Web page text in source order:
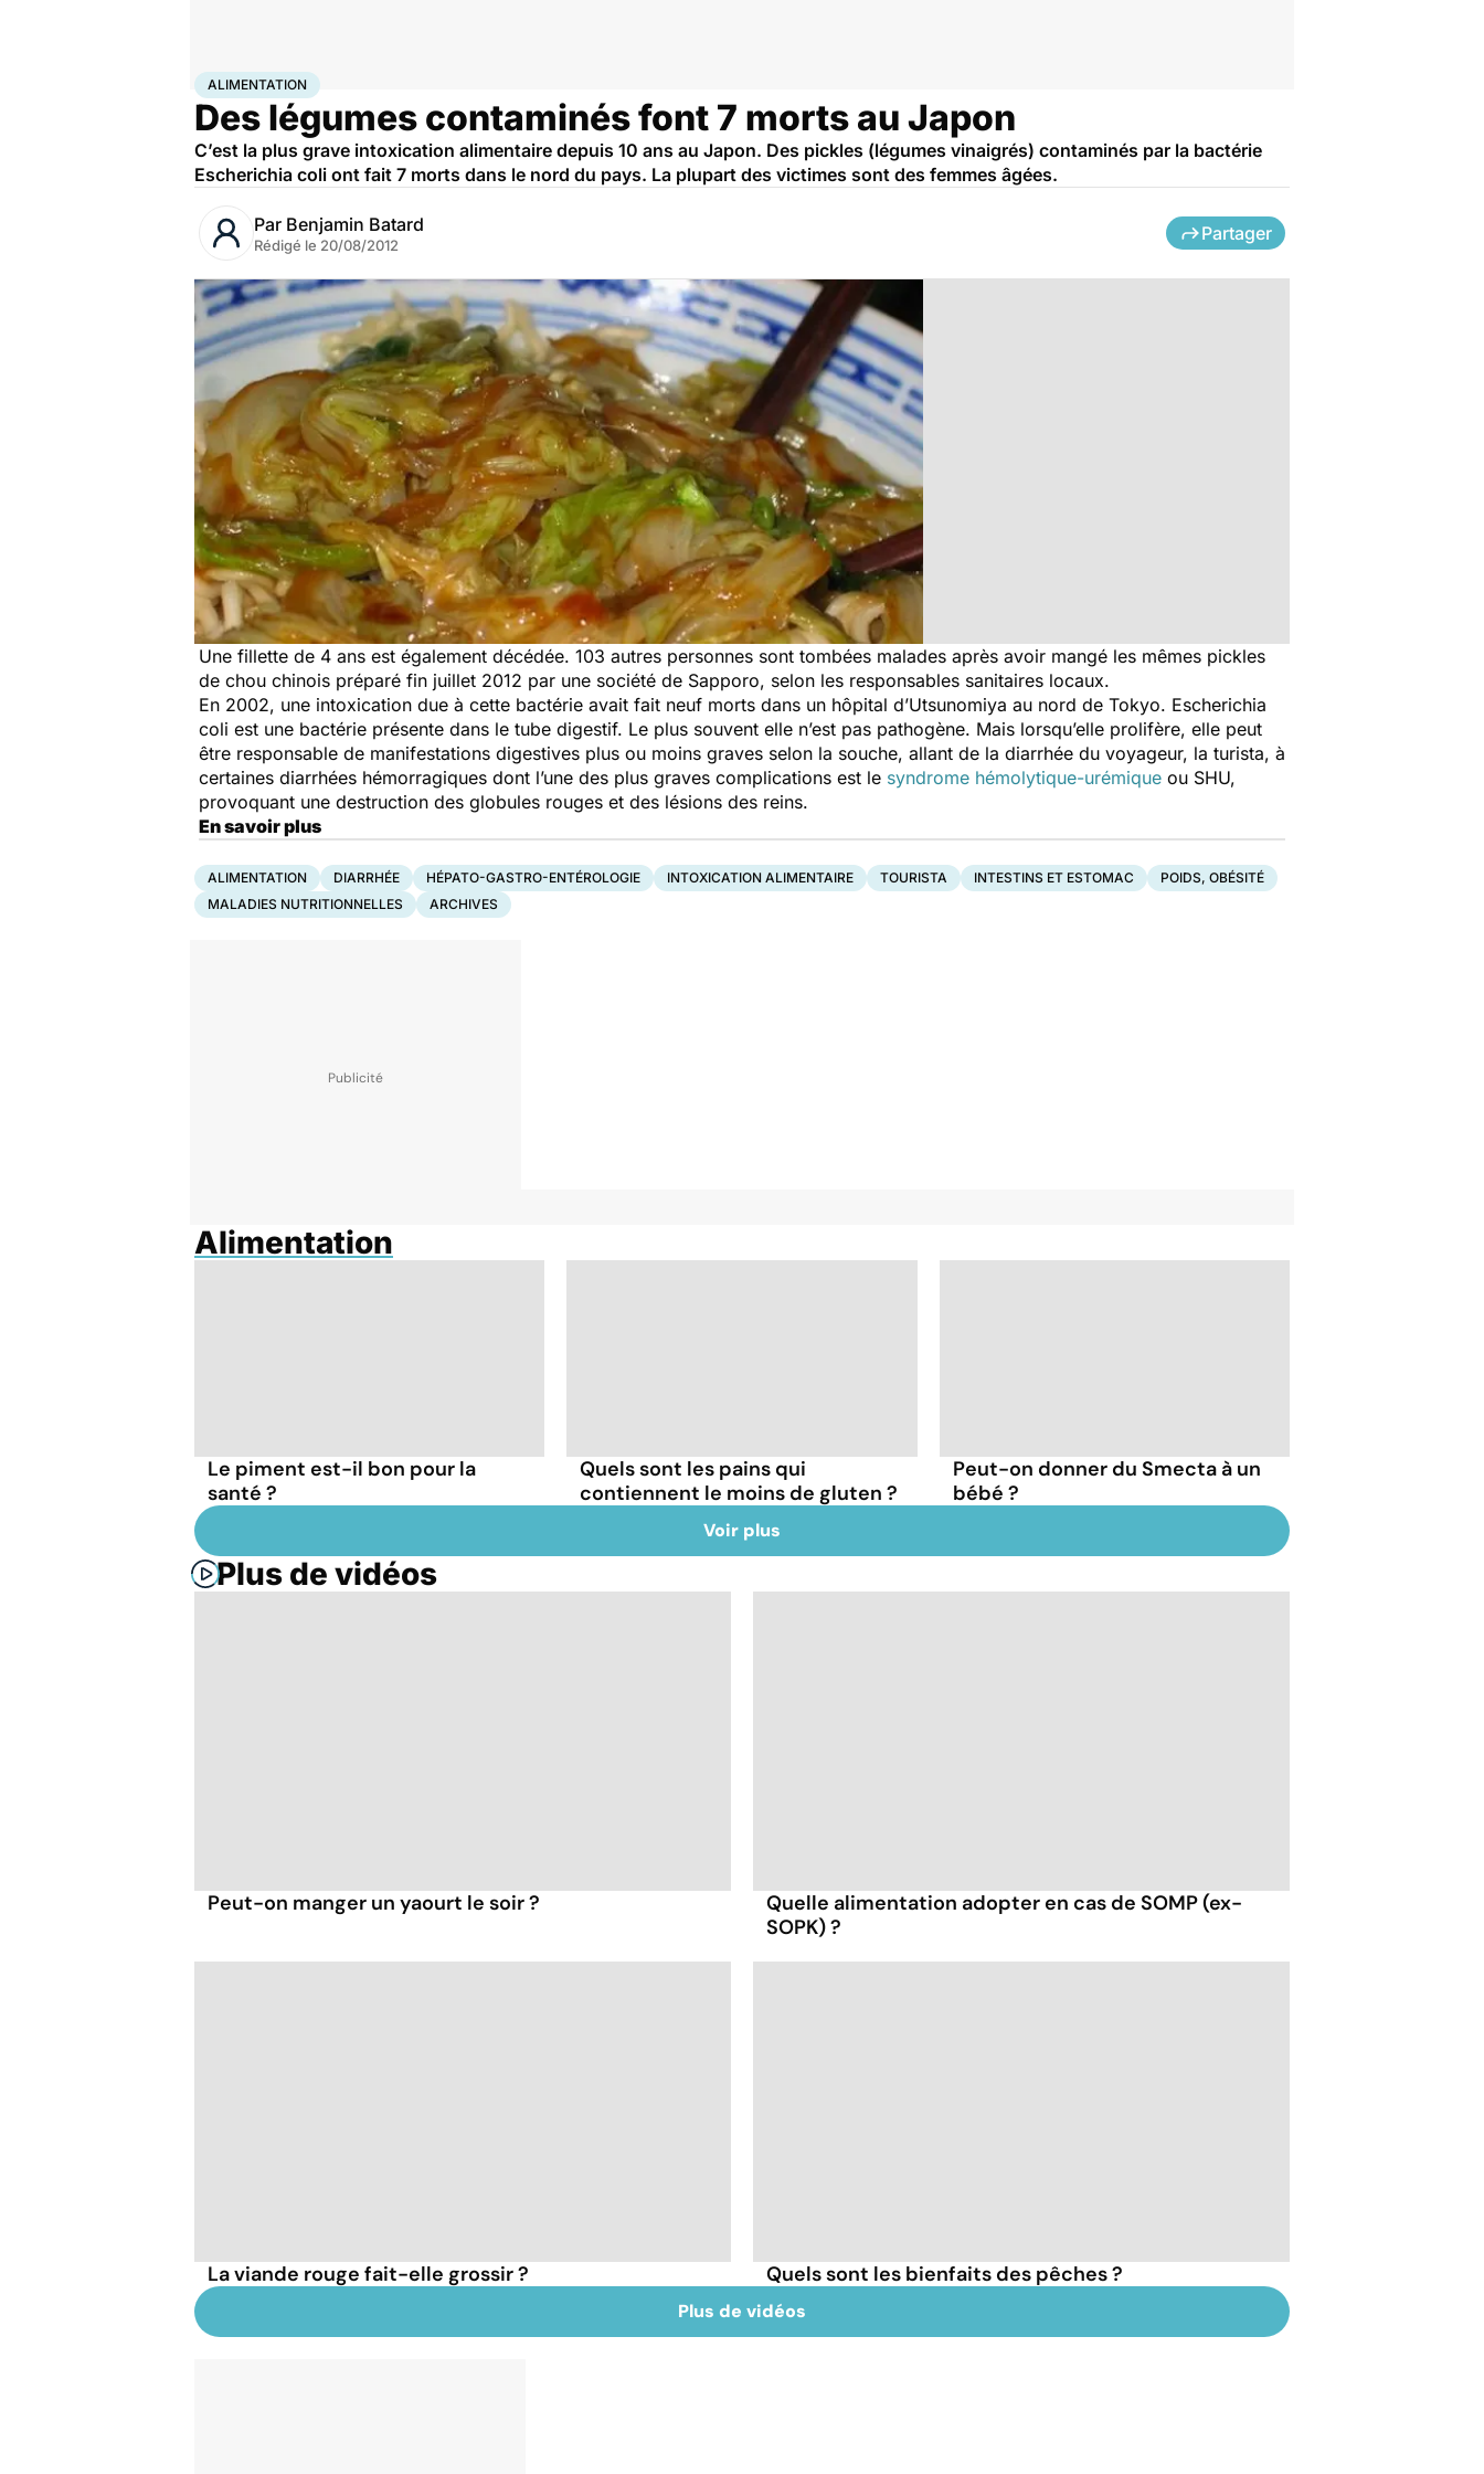
AccueilSantéMaladies
ALIMENTATION
Des légumes contaminés font 7 morts au Japon
C’est la plus grave intoxication alimentaire depuis 10 ans au Japon. Des pickles (légumes vinaigrés) contaminés par la bactérie
Escherichia coli ont fait 7 morts dans le nord du pays. La plupart des victimes sont des femmes âgées.
Par Benjamin Batard
Rédigé le 20/08/2012
Partager
Une fillette de 4 ans est également décédée. 103 autres personnes sont tombées malades après avoir mangé les mêmes pickles
de chou chinois préparé fin juillet 2012 par une société de Sapporo, selon les responsables sanitaires locaux.
En 2002, une intoxication due à cette bactérie avait fait neuf morts dans un hôpital d’Utsunomiya au nord de Tokyo. Escherichia
coli est une bactérie présente dans le tube digestif. Le plus souvent elle n’est pas pathogène. Mais lorsqu’elle prolifère, elle peut
être responsable de manifestations digestives plus ou moins graves selon la souche, allant de la diarrhée du voyageur, la turista, à
certaines diarrhées hémorragiques dont l’une des plus graves complications est le syndrome hémolytique-urémique ou SHU,
provoquant une destruction des globules rouges et des lésions des reins.
En savoir plus
ALIMENTATION DIARRHÉE HÉPATO-GASTRO-ENTÉROLOGIE INTOXICATION ALIMENTAIRE TOURISTA INTESTINS ET ESTOMAC
POIDS, OBÉSITÉ
MALADIES NUTRITIONNELLES
ARCHIVES
Alimentation
Le piment est-il bon pour la
santé ?
Quels sont les pains qui
contiennent le moins de gluten ?
Peut-on donner du Smecta à un
bébé ?
Voir plus
Plus de vidéos
Peut-on manger un yaourt le soir ?
Quelle alimentation adopter en cas de SOMP (ex-
SOPK) ?
La viande rouge fait-elle grossir ? Quels sont les bienfaits des pêches ?
Plus de vidéos